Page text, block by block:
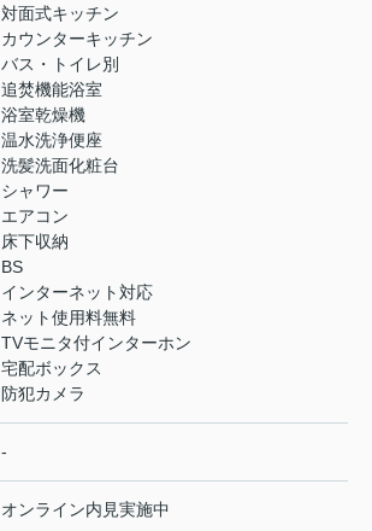
対面式キッチン
カウンターキッチン
バス・トイレ別
追焚機能浴室
浴室乾燥機
温水洗浄便座
洗髪洗面化粧台
シャワー
エアコン
床下収納
BS
インターネット対応
ネット使用料無料
TVモニタ付インターホン
宅配ボックス
防犯カメラ
-
オンライン内見実施中